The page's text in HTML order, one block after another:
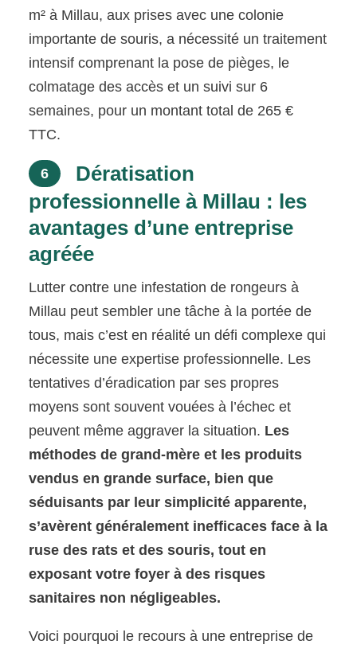
m² à Millau, aux prises avec une colonie
importante de souris, a nécessité un traitement
intensif comprenant la pose de pièges, le
colmatage des accès et un suivi sur 6
semaines, pour un montant total de 265 €
TTC.
6
Dératisation
professionnelle à Millau : les
avantages d’une entreprise
agréée
Lutter contre une infestation de rongeurs à
Millau peut sembler une tâche à la portée de
tous, mais c’est en réalité un défi complexe qui
nécessite une expertise professionnelle. Les
tentatives d’éradication par ses propres
moyens sont souvent vouées à l’échec et
peuvent même aggraver la situation. Les
méthodes de grand-mère et les produits
vendus en grande surface, bien que
séduisants par leur simplicité apparente,
s’avèrent généralement inefficaces face à la
ruse des rats et des souris, tout en
exposant votre foyer à des risques
sanitaires non négligeables.
Voici pourquoi le recours à une entreprise de